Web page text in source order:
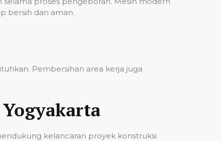
bersih dan aman.
Pembersihan area kerja juga
kelancaran proyek konstruksi